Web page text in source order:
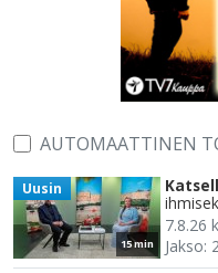
AUTOMAATTINEN
15 min
Uusin
7.8.26
Jakso: